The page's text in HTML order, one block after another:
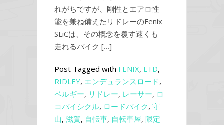
れがちですが、剛性とエアロ性
能を兼ね備えたリドレーのFenix
SLiCは、その概念を覆す速くも
走れるバイク […]
Post Tagged with FENIX, LTD,
RIDLEY, エンデュランスロード,
ベルギー, リドレー, レーサー, ロ
コバイシクル, ロードバイク, 守
山, 滋賀, 自転車, 自転車屋, 限定